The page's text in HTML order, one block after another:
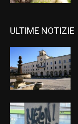
ULTIME NOTIZIE